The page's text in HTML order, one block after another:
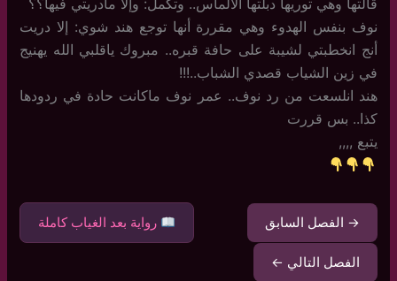
قالتها وهي توريها دبلتها الألماس.. وتكمل: وإلا مادريتي فيها؟؟
نوف بنفس الهدوء وهي مقررة أنها توجع هند شوي: إلا دريت
أنج انخطبتي لشيبة على حافة قبره.. مبروك ياقلبي الله يهنيج
في زين الشياب قصدي الشباب..!!!
هند انلسعت من رد نوف.. عمر نوف ماكانت حادة في ردودها
كذا.. بس قررت
يتبع ,,,,
→ الفصل السابق رواية بعد الغياب كاملة
الفصل التالي ←